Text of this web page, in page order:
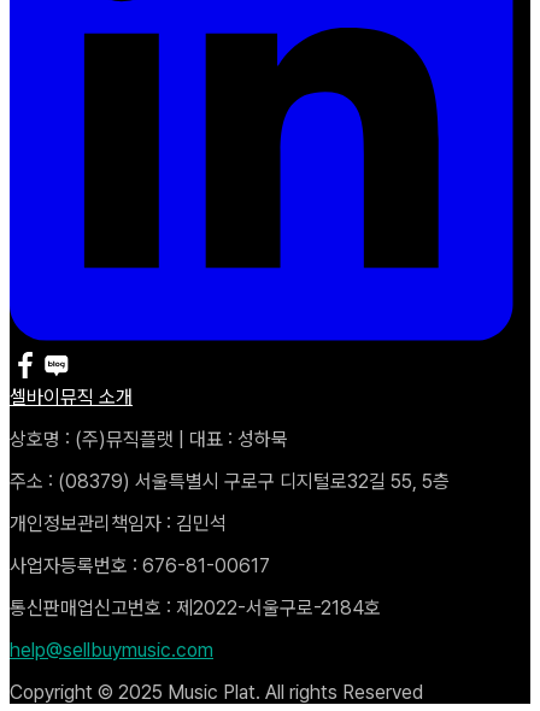
셀바이뮤직 소개
상호명 : (주)뮤직플랫 | 대표 : 성하묵
주소 : (08379) 서울특별시 구로구 디지털로32길 55, 5층
개인정보관리책임자 : 김민석
사업자등록번호 : 676-81-00617
통신판매업신고번호 : 제2022-서울구로-2184호
help@sellbuymusic.com
Copyright © 2025 Music Plat. All rights Reserved